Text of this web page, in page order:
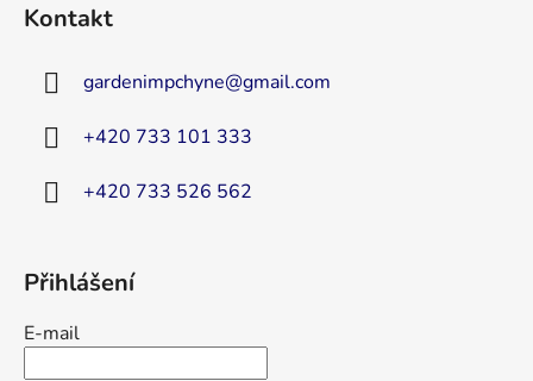
Kontakt
gardenimpchyne@gmail.com
+420 733 101 333
+420 733 526 562
Přihlášení
E-mail